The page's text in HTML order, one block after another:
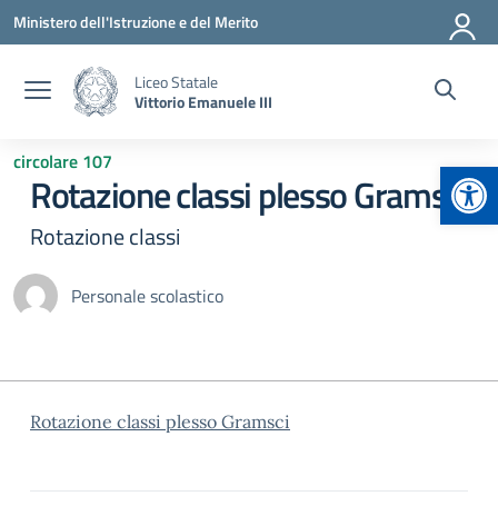
Vai ai contenuti
Vai al menu di navigazione
Vai al footer
Ministero dell'Istruzione e del Merito
Liceo Statale
Vittorio Emanuele III
circolare 107
Rotazione classi plesso Gramsci
Rotazione classi
Personale scolastico
Rotazione classi plesso Gramsci